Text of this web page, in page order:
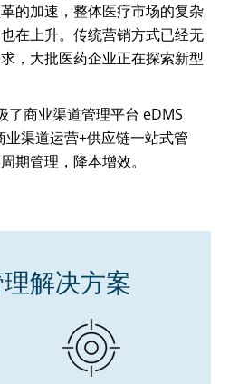
的加速，整体医疗市场的复杂
在上升。传统营销方式已经无
，大批医药企业正在探索新型
了商业渠道管理平台 eDMS
渠道运营+供应链一站式管
期管理，降本增效。
解决方案